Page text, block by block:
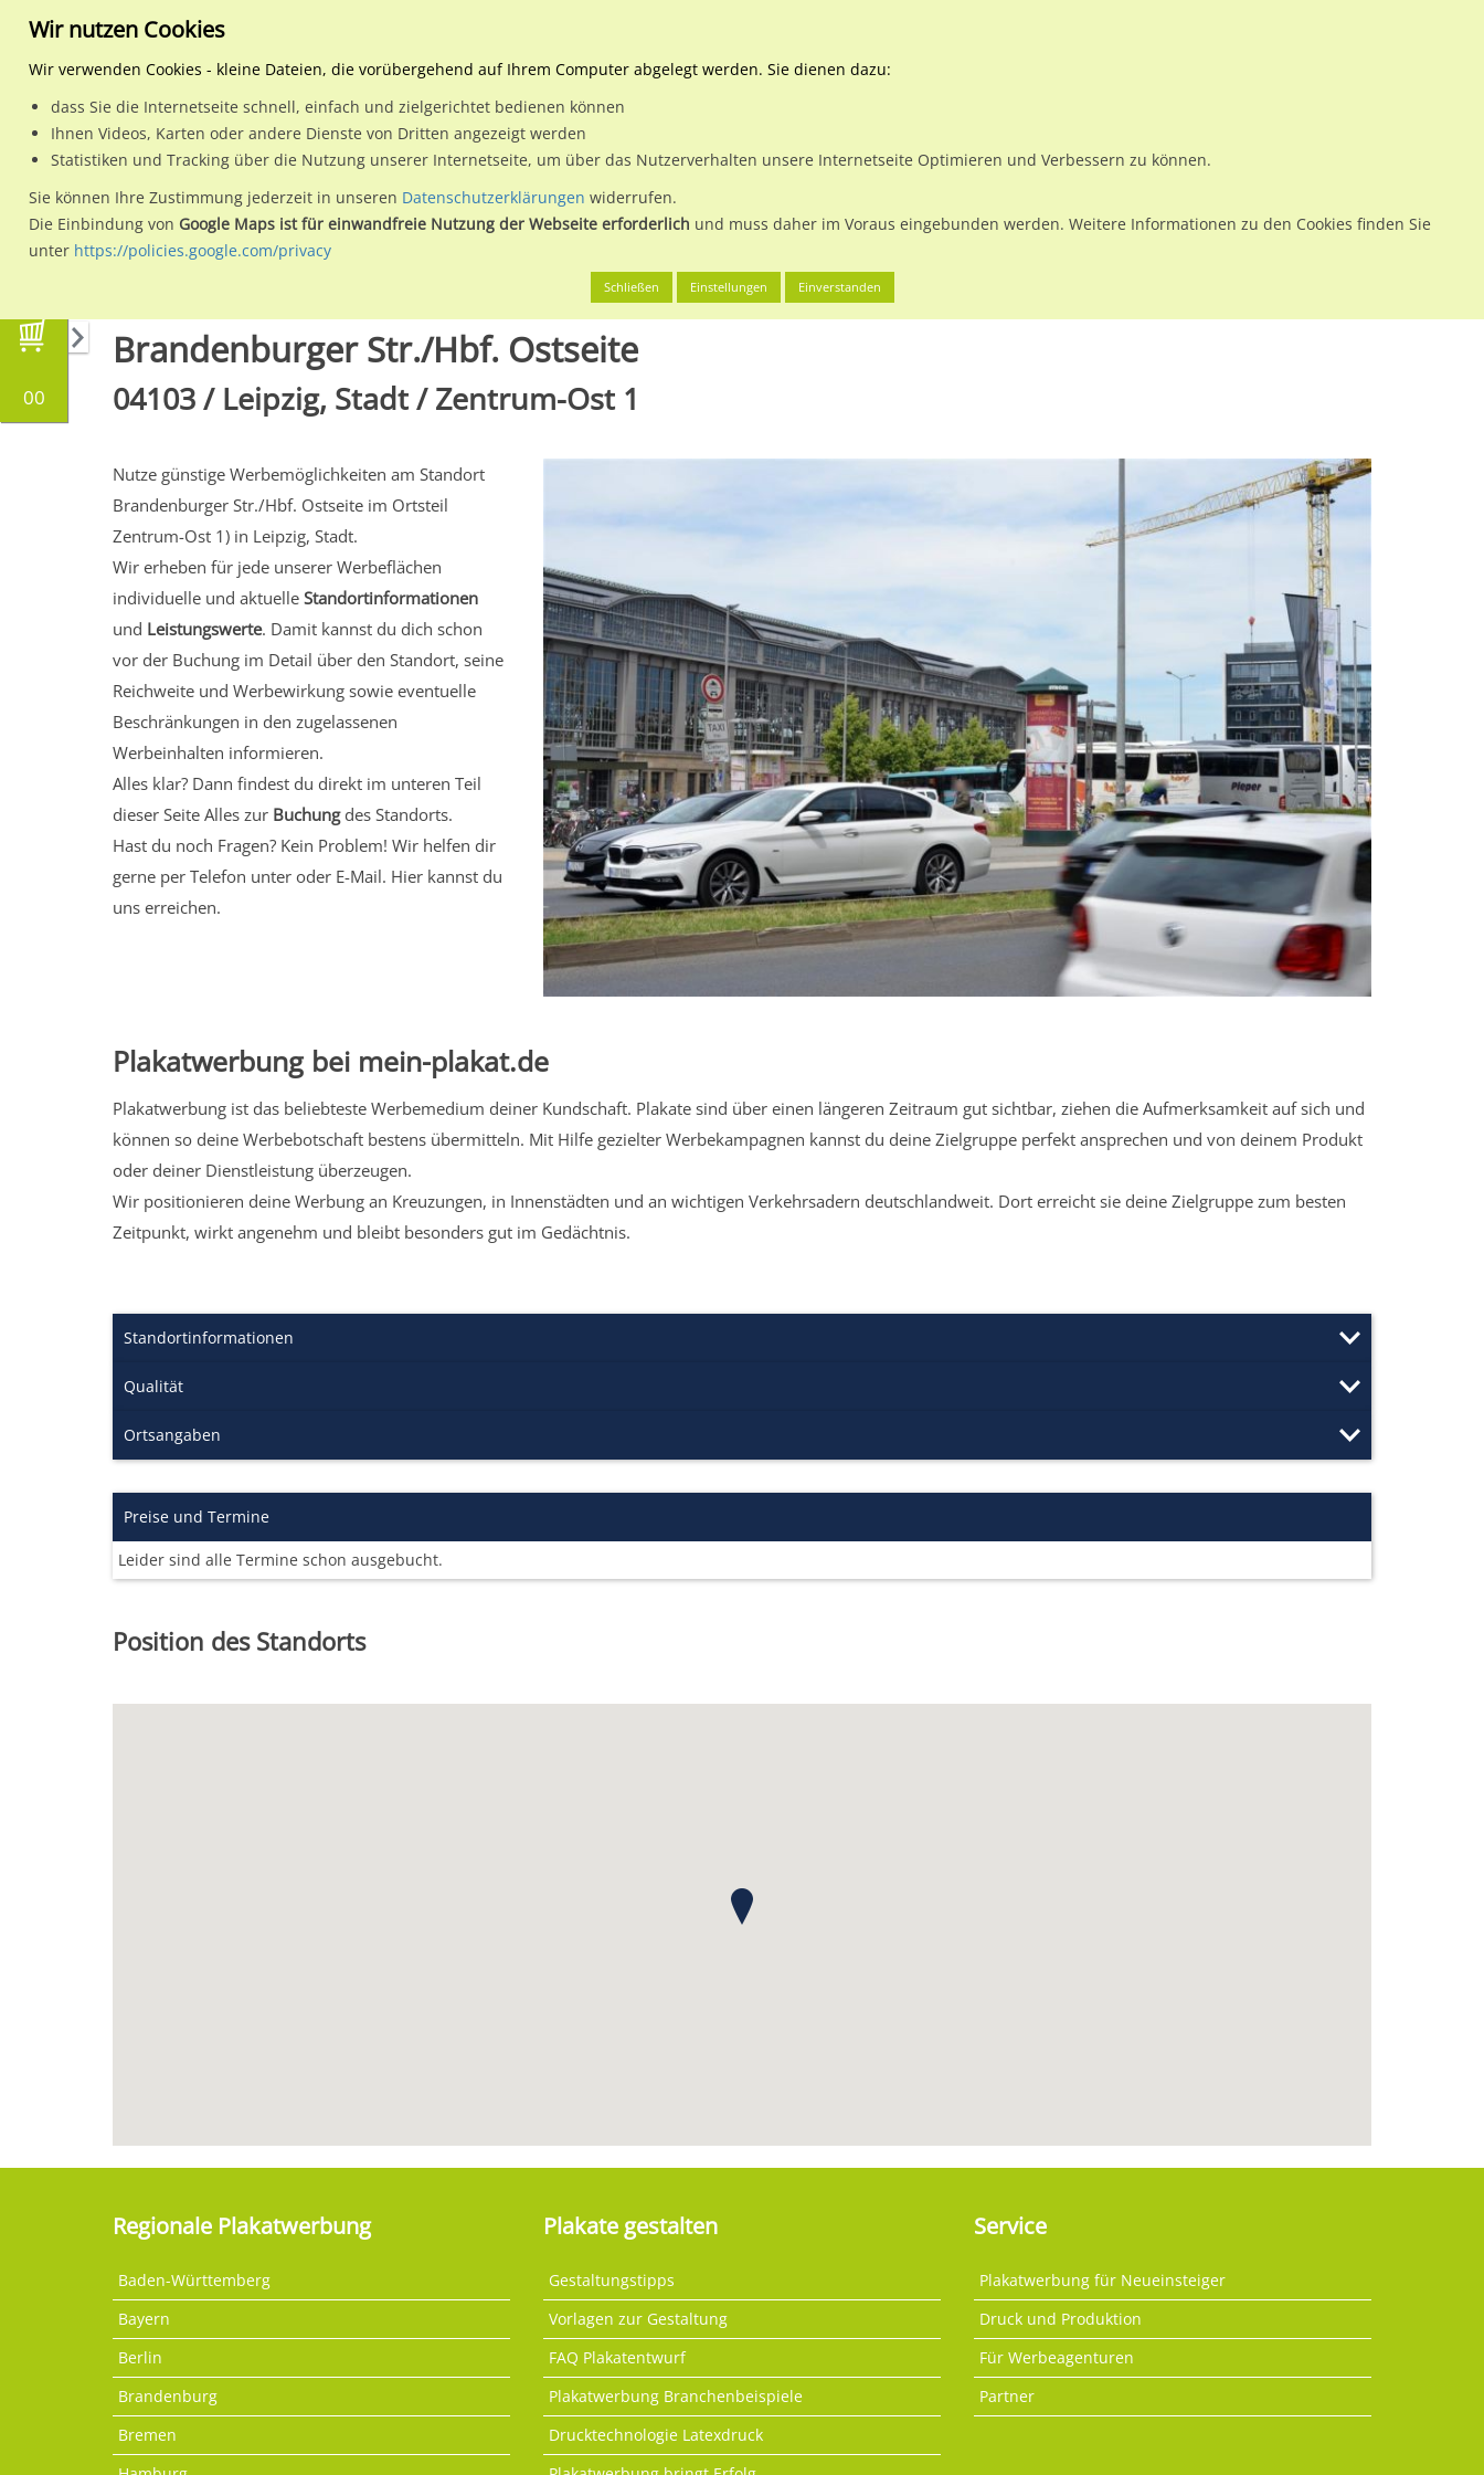
Planen & Buchen Plakatwerbung
Wähle den Werbestandort:
00
Brandenburger Str./Hbf. Ostseite
Brandenburger Str./Hbf. Ostseite
04103 / Leipzig, Stadt / Zentrum-Ost 1
Nutze günstige Werbemöglichkeiten am Standort
Brandenburger Str./Hbf. Ostseite im Ortsteil
Zentrum-Ost 1) in Leipzig, Stadt.
Wir erheben für jede unserer Werbeflächen
individuelle und aktuelle Standortinformationen
und Leistungswerte. Damit kannst du dich schon
vor der Buchung im Detail über den Standort, seine
Reichweite und Werbewirkung sowie eventuelle
Beschränkungen in den zugelassenen
Werbeinhalten informieren.
Alles klar? Dann findest du direkt im unteren Teil
dieser Seite Alles zur Buchungdes Standorts.
Hast du noch Fragen? Kein Problem! Wir helfen dir
gerne per Telefon unter oder E-Mail. Hier kannst du
uns erreichen.
Plakatwerbung bei mein-plakat.de
Plakatwerbung ist das beliebteste Werbemedium deiner Kundschaft. Plakate sind über einen längeren Zeitraum gut sichtbar, ziehen die Aufmerksamkeit auf sich und
können so deine Werbebotschaft bestens übermitteln. Mit Hilfe gezielter Werbekampagnen kannst du deine Zielgruppe perfekt ansprechen und von deinem Produkt
oder deiner Dienstleistung überzeugen.
Wir positionieren deine Werbung an Kreuzungen, in Innenstädten und an wichtigen Verkehrsadern deutschlandweit. Dort erreicht sie deine Zielgruppe zum besten
Zeitpunkt, wirkt angenehm und bleibt besonders gut im Gedächtnis.
Standortinformationen
Qualität
Ortsangaben
Preise und Termine
Leider sind alle Termine schon ausgebucht.
Position des Standorts
Regionale Plakatwerbung
Baden-Württemberg
Bayern
Berlin
Brandenburg
Bremen
Plakate gestalten
Gestaltungstipps
Vorlagen zur Gestaltung
FAQ Plakatentwurf
Plakatwerbung Branchenbeispiele
Drucktechnologie Latexdruck
Service
Plakatwerbung für Neueinsteiger
Druck und Produktion
Für Werbeagenturen
Partner
Wir nutzen Cookies
Wir verwenden Cookies - kleine Dateien, die vorübergehend auf Ihrem Computer abgelegt werden. Sie dienen dazu:
dass Sie die Internetseite schnell, einfach und zielgerichtet bedienen können
Ihnen Videos, Karten oder andere Dienste von Dritten angezeigt werden
Statistiken und Tracking über die Nutzung unserer Internetseite, um über das Nutzerverhalten unsere Internetseite Optimieren und Verbessern zu können.
Sie können Ihre Zustimmung jederzeit in unseren Datenschutzerklärungen widerrufen.
Die Einbindung von Google Maps ist für einwandfreie Nutzung der Webseite erforderlich und muss daher im Voraus eingebunden werden. Weitere Informationen zu den Cookies finden Sie
unter https://policies.google.com/privacy
Schließen Einstellungen Einverstanden